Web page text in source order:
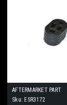
AFTERMARKET PART
Sku: ESR3172